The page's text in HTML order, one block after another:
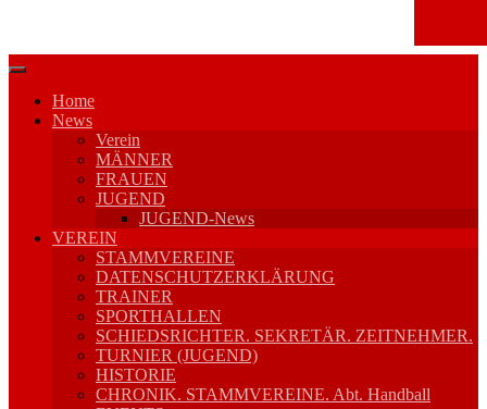
Springe
Inhalt
Home
News
Verein
MÄNNER
FRAUEN
JUGEND
JUGEND-News
VEREIN
STAMMVEREINE
DATENSCHUTZERKLÄRUNG
TRAINER
SPORTHALLEN
SCHIEDSRICHTER. SEKRETÄR. ZEITNEHMER.
TURNIER (JUGEND)
HISTORIE
CHRONIK. STAMMVEREINE. Abt. Handball